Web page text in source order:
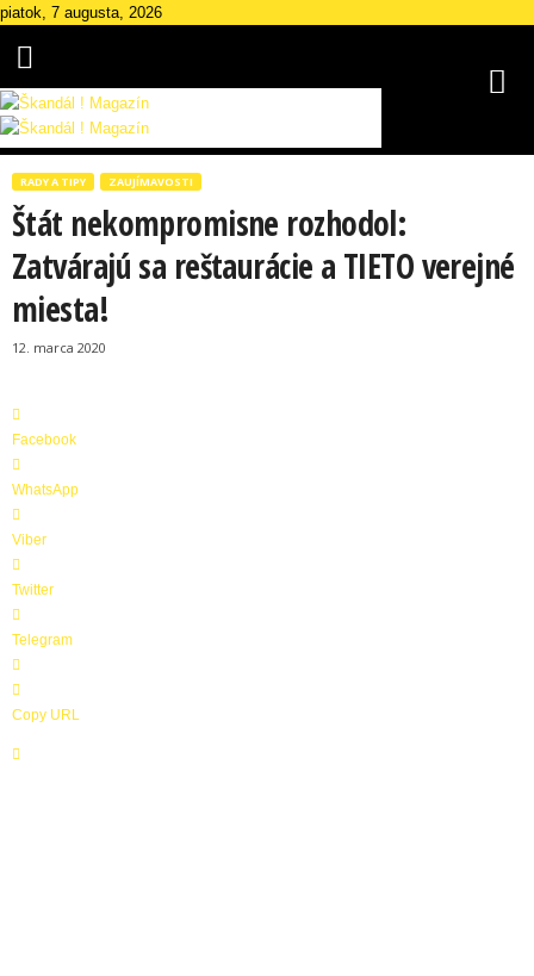
piatok, 7 augusta, 2026
Š
RADY A TIPY ZAUJÍMAVOSTI
Štát nekompromisne rozhodol:
Zatvárajú sa reštaurácie a TIETO verejné
miesta!
12. marca 2020
Facebook
WhatsApp
Viber
Twitter
Telegram
Copy URL